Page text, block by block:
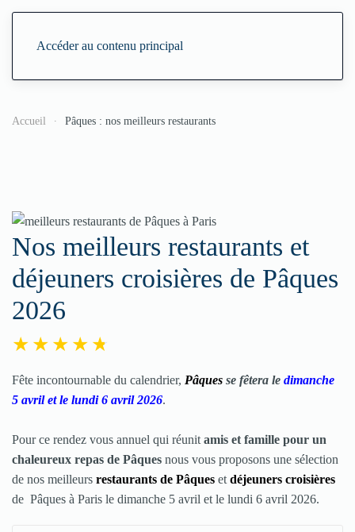
Accéder au contenu principal
Accueil Pâques : nos meilleurs restaurants
Nos meilleurs restaurants et
déjeuners croisières de Pâques
2026
Fête incontournable du calendrier, Pâques se fêtera le dimanche
5 avril et le lundi 6 avril 2026.
Pour ce rendez vous annuel qui réunit amis et famille pour un
chaleureux repas de Pâques nous vous proposons une sélection
de nos meilleurs restaurants de Pâques et déjeuners croisières
de Pâques à Paris le dimanche 5 avril et le lundi 6 avril 2026.